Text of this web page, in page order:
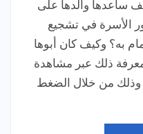
ساعدها والدها على
الأسرة في تشجيع
به؟ وكيف كان أبوها
ذلك عبر مشاهدة
وذلك من خلال الضغط